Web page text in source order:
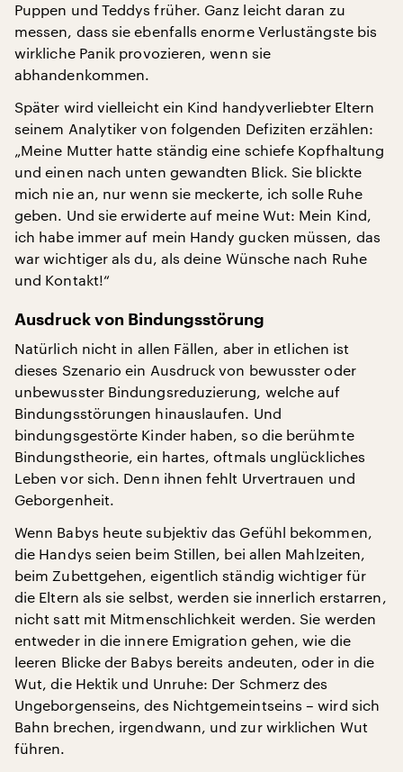
Puppen und Teddys früher. Ganz leicht daran zu
messen, dass sie ebenfalls enorme Verlustängste bis
wirkliche Panik provozieren, wenn sie
abhandenkommen.
Später wird vielleicht ein Kind handyverliebter Eltern
seinem Analytiker von folgenden Defiziten erzählen:
„Meine Mutter hatte ständig eine schiefe Kopfhaltung
und einen nach unten gewandten Blick. Sie blickte
mich nie an, nur wenn sie meckerte, ich solle Ruhe
geben. Und sie erwiderte auf meine Wut: Mein Kind,
ich habe immer auf mein Handy gucken müssen, das
war wichtiger als du, als deine Wünsche nach Ruhe
und Kontakt!“
Ausdruck von Bindungsstörung
Natürlich nicht in allen Fällen, aber in etlichen ist
dieses Szenario ein Ausdruck von bewusster oder
unbewusster Bindungsreduzierung, welche auf
Bindungsstörungen hinauslaufen. Und
bindungsgestörte Kinder haben, so die berühmte
Bindungstheorie, ein hartes, oftmals unglückliches
Leben vor sich. Denn ihnen fehlt Urvertrauen und
Geborgenheit.
Wenn Babys heute subjektiv das Gefühl bekommen,
die Handys seien beim Stillen, bei allen Mahlzeiten,
beim Zubettgehen, eigentlich ständig wichtiger für
die Eltern als sie selbst, werden sie innerlich erstarren,
nicht satt mit Mitmenschlichkeit werden. Sie werden
entweder in die innere Emigration gehen, wie die
leeren Blicke der Babys bereits andeuten, oder in die
Wut, die Hektik und Unruhe: Der Schmerz des
Ungeborgenseins, des Nichtgemeintseins – wird sich
Bahn brechen, irgendwann, und zur wirklichen Wut
führen.